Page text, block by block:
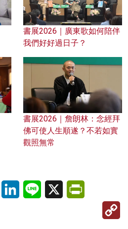
書展2026｜廣東歌如何陪伴
我們好好過日子？
書展2026｜詹朗林：念經拜
佛可使人生順遂？不若如實
觀照無常
Email LinkedInLine X